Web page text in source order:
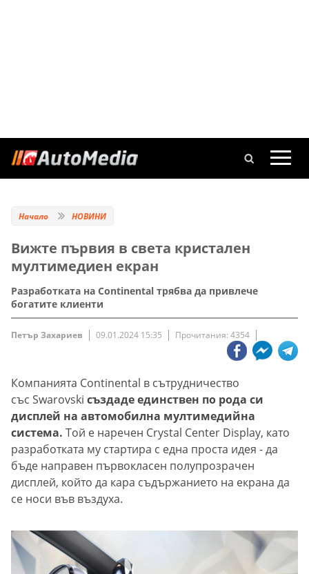
Начало НОВИНИ
Вижте първия в света кристален
мултимедиен екран
Разработката на Continental трябва да привлече
богатите клиенти
Петър Захариев 09.01.2024 15:35 Прочитания: 4354
Компанията Continental в сътрудничество
със Swarovski създаде единствен по рода си
дисплей на автомобилна мултимедийна
система. Той е наречен Crystal Center Display, като
разработката му стартира с една проста идея - да
бъде направен първокласен полупрозрачен
дисплей, който да кара съдържанието на екрана да
се носи във въздуха.